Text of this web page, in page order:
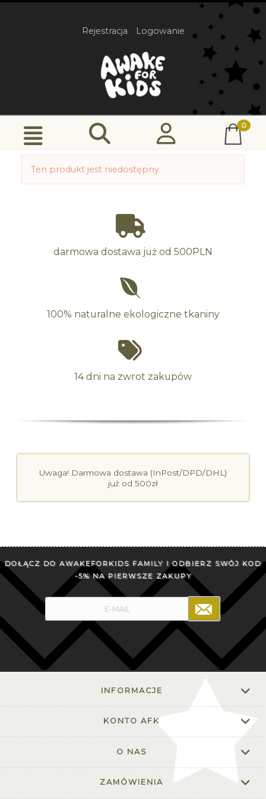
Rejestracja Logowanie
Ten produkt jest niedostępny.
darmowa dostawa już od 500PLN
100% naturalne ekologiczne tkaniny
14 dni na zwrot zakupów
Uwaga! Darmowa dostawa (InPost/DPD/DHL)
już od 500zł
DOŁĄCZ DO AWAKEFORKIDS FAMILY I ODBIERZ SWÓJ KOD
-5% NA PIERWSZE ZAKUPY
INFORMACJE
KONTO AFK
O NAS
ZAMÓWIENIA